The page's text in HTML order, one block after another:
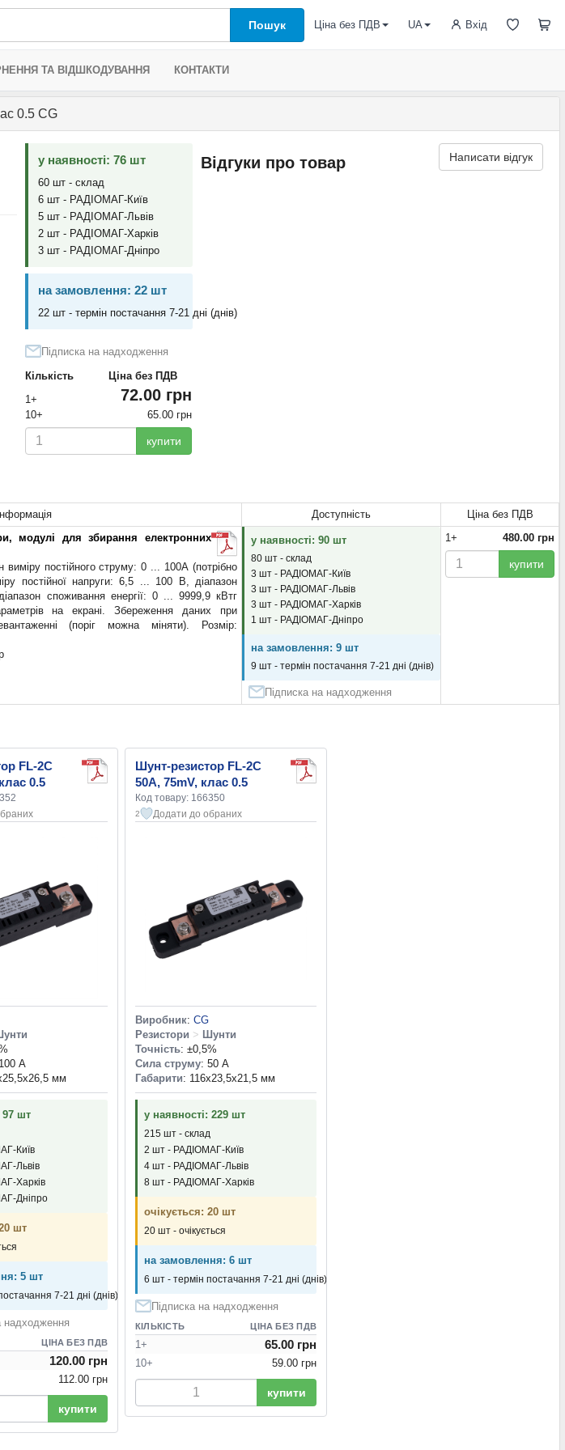
Пошук Вхід
Ціна без ПДВ UA
ТА ВІДШКОДУВАННЯ КОНТАКТИ
0.5 CG
у наявності: 76 шт
60 шт - склад
6 шт - РАДІОМАГ-Київ
5 шт - РАДІОМАГ-Львів
2 шт - РАДІОМАГ-Харків
3 шт - РАДІОМАГ-Дніпро
на замовлення: 22 шт
22 шт - термін постачання 7-21 дні (днів)
Підписка на надходження
Кількість
Ціна без ПДВ
1+
72.00 грн
10+ 65.00 грн
купити
Відгуки про товар Написати відгук
Інформація Доступність
Ціна без ПДВ
модулі для збирання електронних
виміру постійного струму: 0 ... 100А (потрібно
постійної напруги: 6,5 ... 100 В, діапазон
споживання енергії: 0 ... 9999,9 кВтг
на екрані. Збереження даних при
(поріг можна міняти). Розмір:
у наявності: 90 шт
80 шт - склад
3 шт - РАДІОМАГ-Київ
3 шт - РАДІОМАГ-Львів
3 шт - РАДІОМАГ-Харків
1 шт - РАДІОМАГ-Дніпро
на замовлення: 9 шт
9 шт - термін постачання 7-21 дні (днів)
Підписка на надходження
1+ 480.00 грн
купити
FL-2C
0.5
А
мм
97 шт
Київ
Львів
Харків
Дніпро
шт
5 шт
7-21 дні (днів)
надходження
ЦІНА БЕЗ ПДВ
120.00 грн
112.00 грн
купити
Шунт-резистор FL-2C
50A, 75mV, клас 0.5
Код товару: 166350
2 Додати до обраних
Виробник: CG
Резистори > Шунти
Точність: ±0,5%
Сила струму: 50 А
Габарити: 116x23,5x21,5 мм
у наявності: 229 шт
215 шт - склад
2 шт - РАДІОМАГ-Київ
4 шт - РАДІОМАГ-Львів
8 шт - РАДІОМАГ-Харків
очікується: 20 шт
20 шт - очікується
на замовлення: 6 шт
6 шт - термін постачання 7-21 дні (днів)
Підписка на надходження
КІЛЬКІСТЬ ЦІНА БЕЗ ПДВ
1+ 65.00 грн
10+ 59.00 грн
купити